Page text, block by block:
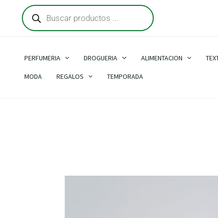
contenido
Búsqueda
de
productos
PERFUMERIA DROGUERIA ALIMENTACION
MODA REGALOS TEMPORADA